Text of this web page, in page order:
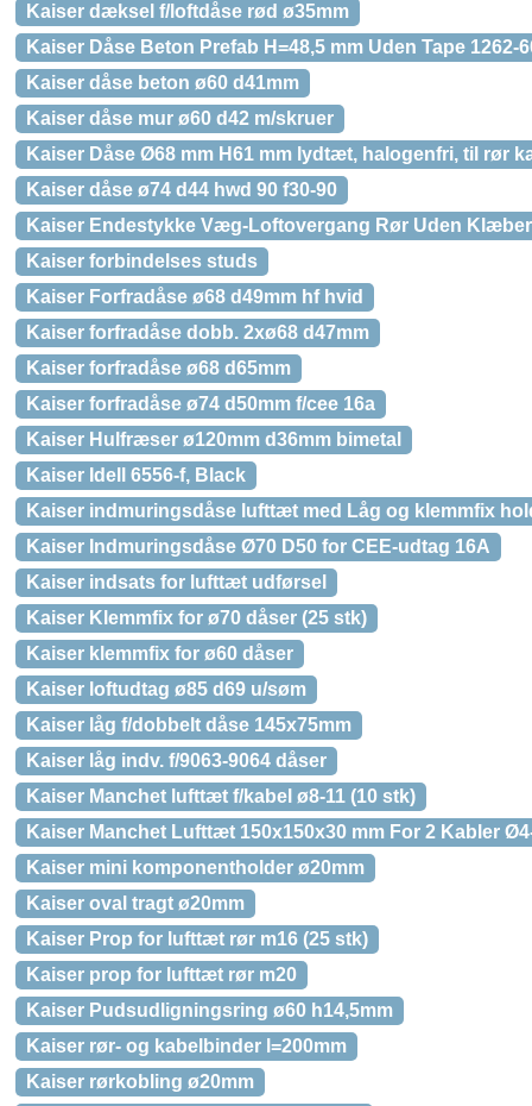
Kaiser dæksel f/loftdåse rød ø35mm
Kaiser Dåse Beton Prefab H=48,5 mm Uden Tape 1262-
Kaiser dåse beton ø60 d41mm
Kaiser dåse mur ø60 d42 m/skruer
Kaiser Dåse Ø68 mm H61 mm lydtæt, halogenfri, til rør
Kaiser dåse ø74 d44 hwd 90 f30-90
Kaiser Endestykke Væg-Loftovergang Rør Uden Klæber
Kaiser forbindelses studs
Kaiser Forfradåse ø68 d49mm hf hvid
Kaiser forfradåse dobb. 2xø68 d47mm
Kaiser forfradåse ø68 d65mm
Kaiser forfradåse ø74 d50mm f/cee 16a
Kaiser Hulfræser ø120mm d36mm bimetal
Kaiser Idell 6556-f, Black
Kaiser indmuringsdåse lufttæt med Låg og klemmfix
Kaiser Indmuringsdåse Ø70 D50 for CEE-udtag 16A
Kaiser indsats for lufttæt udførsel
Kaiser Klemmfix for ø70 dåser (25 stk)
Kaiser klemmfix for ø60 dåser
Kaiser loftudtag ø85 d69 u/søm
Kaiser låg f/dobbelt dåse 145x75mm
Kaiser låg indv. f/9063-9064 dåser
Kaiser Manchet lufttæt f/kabel ø8-11 (10 stk)
Kaiser Manchet Lufttæt 150x150x30 mm For 2 Kabler
Kaiser mini komponentholder ø20mm
Kaiser oval tragt ø20mm
Kaiser Prop for lufttæt rør m16 (25 stk)
Kaiser prop for lufttæt rør m20
Kaiser Pudsudligningsring ø60 h14,5mm
Kaiser rør- og kabelbinder l=200mm
Kaiser rørkobling ø20mm